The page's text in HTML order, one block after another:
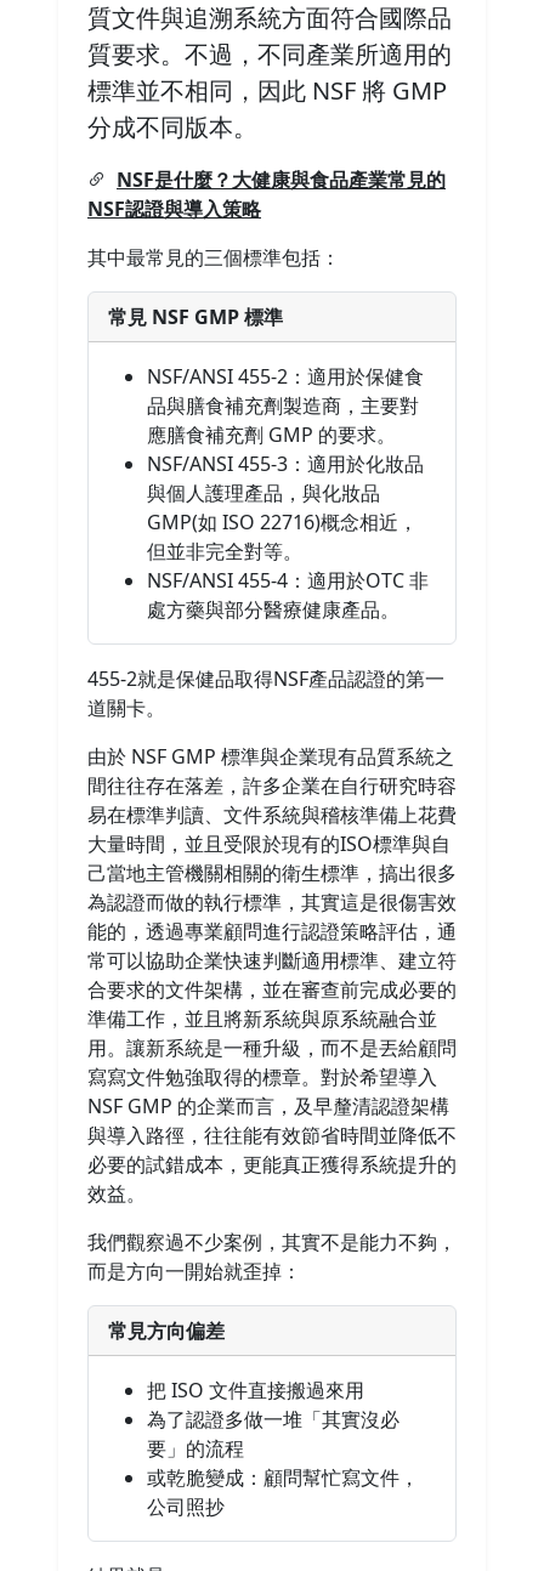
質文件與追溯系統方面符合國際品
質要求。不過，不同產業所適用的
標準並不相同，因此 NSF 將 GMP
分成不同版本。
NSF是什麼？大健康與食品產業常見的
NSF認證與導入策略
其中最常見的三個標準包括：
常見 NSF GMP 標準
NSF/ANSI 455-2：適用於保健食
品與膳食補充劑製造商，主要對
應膳食補充劑 GMP 的要求。
NSF/ANSI 455-3：適用於化妝品
與個人護理產品，與化妝品
GMP(如 ISO 22716)概念相近，
但並非完全對等。
NSF/ANSI 455-4：適用於OTC 非
處方藥與部分醫療健康產品。
455-2就是保健品取得NSF產品認證的第一
道關卡。
由於 NSF GMP 標準與企業現有品質系統之
間往往存在落差，許多企業在自行研究時容
易在標準判讀、文件系統與稽核準備上花費
大量時間，並且受限於現有的ISO標準與自
己當地主管機關相關的衛生標準，搞出很多
為認證而做的執行標準，其實這是很傷害效
能的，透過專業顧問進行認證策略評估，通
常可以協助企業快速判斷適用標準、建立符
合要求的文件架構，並在審查前完成必要的
準備工作，並且將新系統與原系統融合並
用。讓新系統是一種升級，而不是丟給顧問
寫寫文件勉強取得的標章。對於希望導入
NSF GMP 的企業而言，及早釐清認證架構
與導入路徑，往往能有效節省時間並降低不
必要的試錯成本，更能真正獲得系統提升的
效益。
我們觀察過不少案例，其實不是能力不夠，
而是方向一開始就歪掉：
常見方向偏差
把 ISO 文件直接搬過來用
為了認證多做一堆「其實沒必
要」的流程
或乾脆變成：顧問幫忙寫文件，
公司照抄